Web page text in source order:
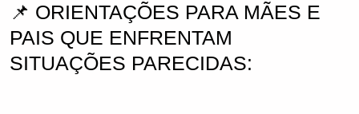
📌 ORIENTAÇÕES PARA MÃES E
PAIS QUE ENFRENTAM
SITUAÇÕES PARECIDAS: